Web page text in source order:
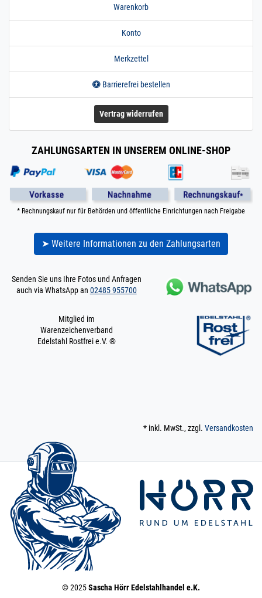
Warenkorb
Konto
Merkzettel
Barrierefrei bestellen
Vertrag widerrufen
ZAHLUNGSARTEN IN UNSEREM ONLINE-SHOP
* Rechnungskauf nur für Behörden und öffentliche Einrichtungen nach Freigabe
➤ Weitere Informationen zu den Zahlungsarten
Senden Sie uns Ihre Fotos und Anfragen
auch via WhatsApp an 02485 955700
Mitglied im
Warenzeichenverband
Edelstahl Rostfrei e.V. ®
* inkl. MwSt., zzgl. Versandkosten
© 2025Sascha Hörr Edelstahlhandel e.K.